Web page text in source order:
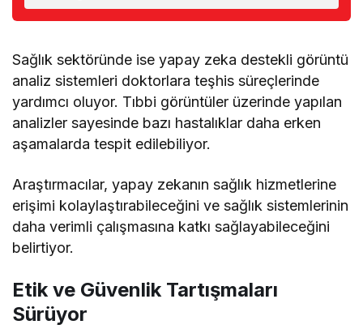
Sağlık sektöründe ise yapay zeka destekli görüntü
analiz sistemleri doktorlara teşhis süreçlerinde
yardımcı oluyor. Tıbbi görüntüler üzerinde yapılan
analizler sayesinde bazı hastalıklar daha erken
aşamalarda tespit edilebiliyor.
Araştırmacılar, yapay zekanın sağlık hizmetlerine
erişimi kolaylaştırabileceğini ve sağlık sistemlerinin
daha verimli çalışmasına katkı sağlayabileceğini
belirtiyor.
Etik ve Güvenlik Tartışmaları
Sürüyor